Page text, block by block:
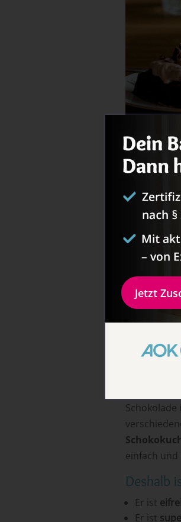
Aus
Ich habe es
Veganuary
überall im
Wir haben
Schokolade
einfach und
Deshalb
Er ist eifrei
Er ist
Jetzt